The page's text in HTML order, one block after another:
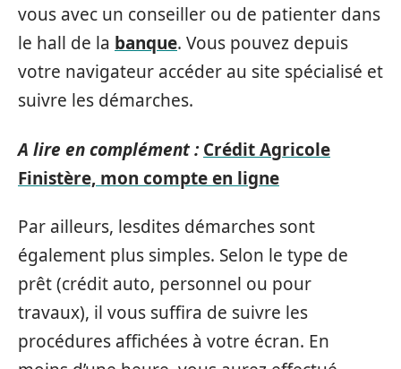
vous avec un conseiller ou de patienter dans
le hall de la banque. Vous pouvez depuis
votre navigateur accéder au site spécialisé et
suivre les démarches.
A lire en complément : Crédit Agricole
Finistère, mon compte en ligne
Par ailleurs, lesdites démarches sont
également plus simples. Selon le type de
prêt (crédit auto, personnel ou pour
travaux), il vous suffira de suivre les
procédures affichées à votre écran. En